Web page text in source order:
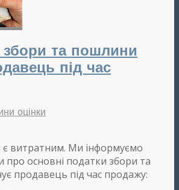
збори та пошлини
під час
оцінки
витратним. Ми інформуємо
про основні податки збори та
продавець під час продажу: